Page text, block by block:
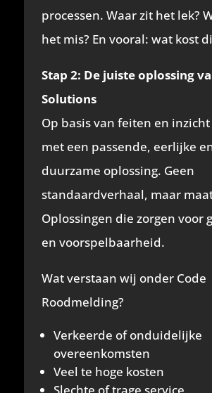
processen. Waar zit het lek?
het mis? En vooral: wat kost
Stap 2: De juiste oplossing
Solutions
Op basis van feiten en
met een passende, eerlijke
duurzame oplossing. Geen
standaardverhaal, maar
Oplossingen die zorgen voor
en voorspelbaarheid.
Wat verstaan wij onder Code
Roodmelding?
Verkeerde of onduidelijke
overeenkomsten
Veel te hoge kosten